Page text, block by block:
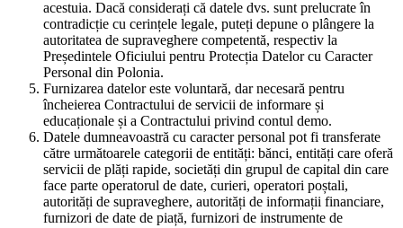
acestuia. Dacă considerați că datele dvs. sunt prelucrate în
contradicție cu cerințele legale, puteți depune o plângere la
autoritatea de supraveghere competentă, respectiv la
Președintele Oficiului pentru Protecția Datelor cu Caracter
Personal din Polonia.
Furnizarea datelor este voluntară, dar necesară pentru
încheierea Contractului de servicii de informare și
educaționale și a Contractului privind contul demo.
Datele dumneavoastră cu caracter personal pot fi transferate
către următoarele categorii de entități: bănci, entități care oferă
servicii de plăți rapide, societăți din grupul de capital din care
face parte operatorul de date, curieri, operatori poștali,
autorități de supraveghere, autorități de informații financiare,
furnizori de date de piață, furnizori de instrumente de